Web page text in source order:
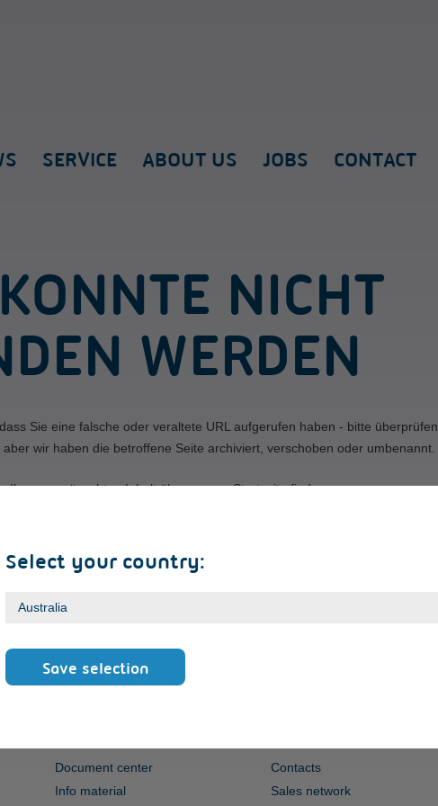
Select your country:
Save selection
SERVICE ABOUT US JOBS CONTACT
NICHT
WERDEN
Sie eine falsche oder veraltete URL aufgerufen haben - bitte überprüfen
wir haben die betroffene Seite archiviert, verschoben oder umbenannt.
Ihnen gewünschten Inhalt über unsere Startseite finden.
Document center
Info material
Contacts
Sales network